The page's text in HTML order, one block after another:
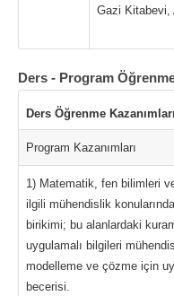
Gazi Kitabevi,
Ders - Program
Ders Öğrenme Kazanımları
Program Kazanımları
1) Matematik, fen bilimleri
ilgili mühendislik
birikimi; bu alanlardaki
uygulamalı bilgileri
modelleme ve çözme için
becerisi.